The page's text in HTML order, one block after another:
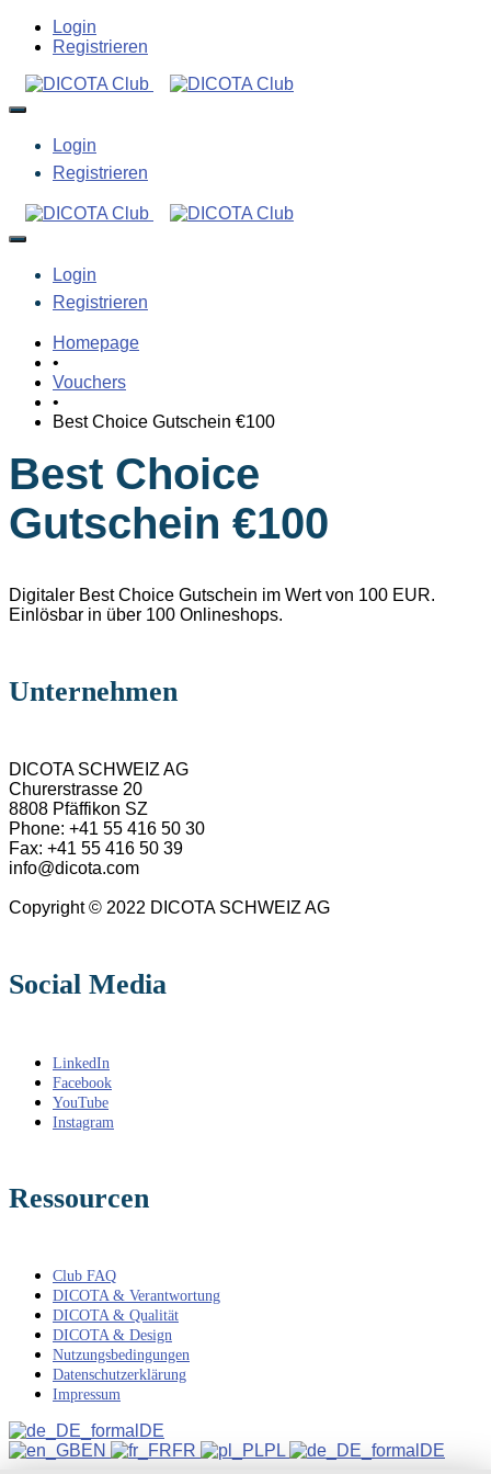
Login
Registrieren
Login
Registrieren
Login
Registrieren
Homepage
•
Vouchers
•
Best Choice Gutschein €100
Best Choice
Gutschein €100
Digitaler Best Choice Gutschein im Wert von 100 EUR.
Einlösbar in über 100 Onlineshops.
Unternehmen
DICOTA SCHWEIZ AG
Churerstrasse 20
8808 Pfäffikon SZ
Phone: +41 55 416 50 30
Fax: +41 55 416 50 39
info@dicota.com
Copyright © 2022 DICOTA SCHWEIZ AG
Social Media
LinkedIn
Facebook
YouTube
Instagram
Ressourcen
Club FAQ
DICOTA & Verantwortung
DICOTA & Qualität
DICOTA & Design
Nutzungsbedingungen
Datenschutzerklärung
Impressum
DE
EN
FR PL DE